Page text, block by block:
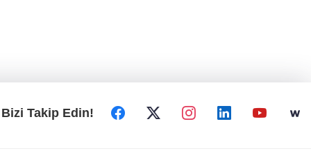
Bizi Takip Edin!